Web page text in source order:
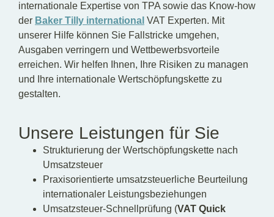
internationale Expertise von TPA sowie das Know-how
der Baker Tilly international VAT Experten. Mit
unserer Hilfe können Sie Fallstricke umgehen,
Ausgaben verringern und Wettbewerbsvorteile
erreichen. Wir helfen Ihnen, Ihre Risiken zu managen
und Ihre internationale Wertschöpfungskette zu
gestalten.
Unsere Leistungen für Sie
Strukturierung der Wertschöpfungskette nach
Umsatzsteuer
Praxisorientierte umsatzsteuerliche Beurteilung
internationaler Leistungsbeziehungen
Umsatzsteuer-Schnellprüfung (VAT Quick